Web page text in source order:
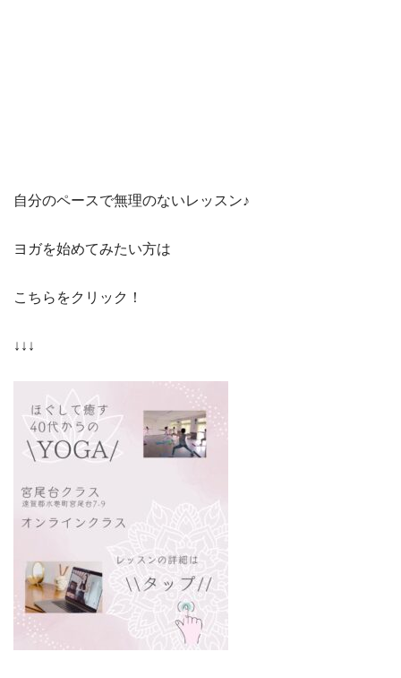
自分のペースで無理のないレッスン♪
ヨガを始めてみたい方は
こちらをクリック！
↓↓↓